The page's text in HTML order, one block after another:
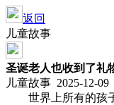
返回
儿童故事
圣诞老人也收到了礼
儿童故事 2025-12-09
世界上所有的孩